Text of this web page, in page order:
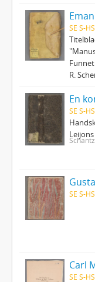
SE S-
R.
SE S-
SE S-
SE S-